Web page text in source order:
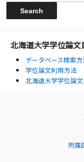
北海道大学学位論文
データベース検索方
学位論文利用方法
北海道大学学位論
附属